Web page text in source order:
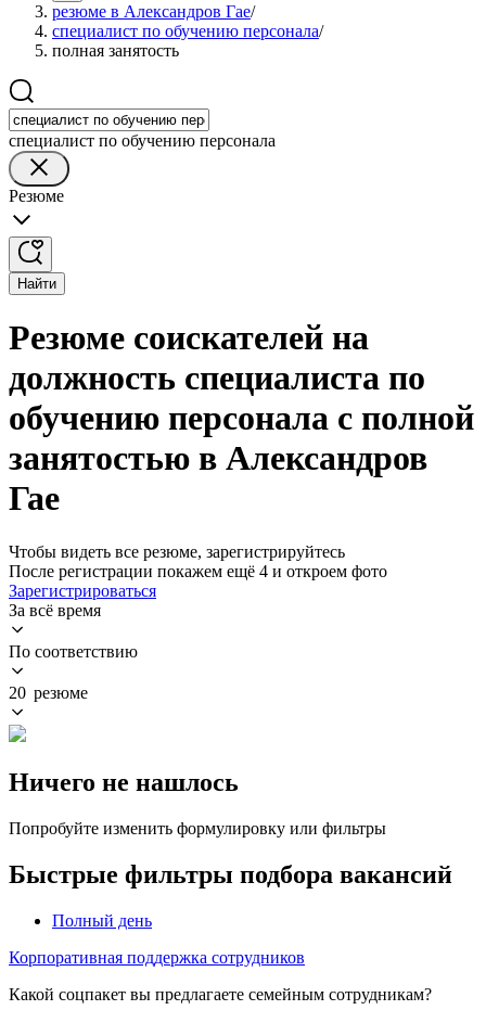
резюме в Александров Гае/
специалист по обучению персонала/
полная занятость
специалист по обучению персонала
Резюме
Найти
Резюме соискателей на
должность специалиста по
обучению персонала с полной
занятостью в Александров
Гае
Чтобы видеть все резюме, зарегистрируйтесь
После регистрации покажем ещё 4 и откроем фото
Зарегистрироваться
За всё время
По соответствию
20 резюме
Ничего не нашлось
Попробуйте изменить формулировку или фильтры
Быстрые фильтры подбора вакансий
Полный день
Корпоративная поддержка сотрудников
Какой соцпакет вы предлагаете семейным сотрудникам?